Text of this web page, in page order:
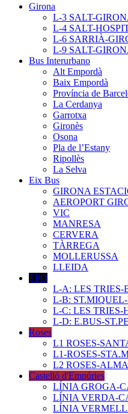
Girona
L-3 SALT-
L-4 SALT-
L-6 SARRIÀ-
L-9 SALT-
Bus Interurbano
Alt Empordà
Baix Empordà
Província de
La Cerdanya
Garrotxa
Gironès
Osona
Pla de l’Estany
Ripollès
La Selva
Eix Bus
GIRONA
AEROPORT
VIC
MANRESA
CERVERA
TÀRREGA
MOLLERUSSA
LLEIDA
TPO
L-A: LES TRIES-
L-B:
L-C: LES TRIES-
L-D: E.BUS-
Roses
L1 ROSES-
L1-ROSES-
L2 ROSES-
Castelló d'Empúries
LÍNIA GROGA-
LÍNIA VERDA-
LÍNIA